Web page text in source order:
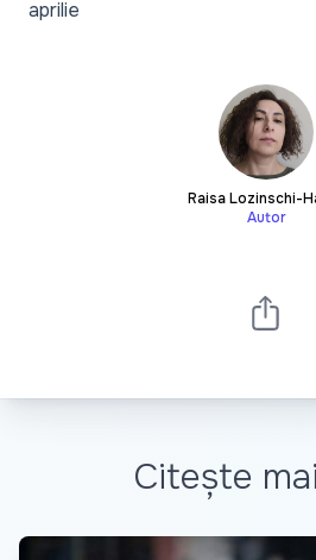
aprilie
Raisa Lozinschi-
Autor
Citește